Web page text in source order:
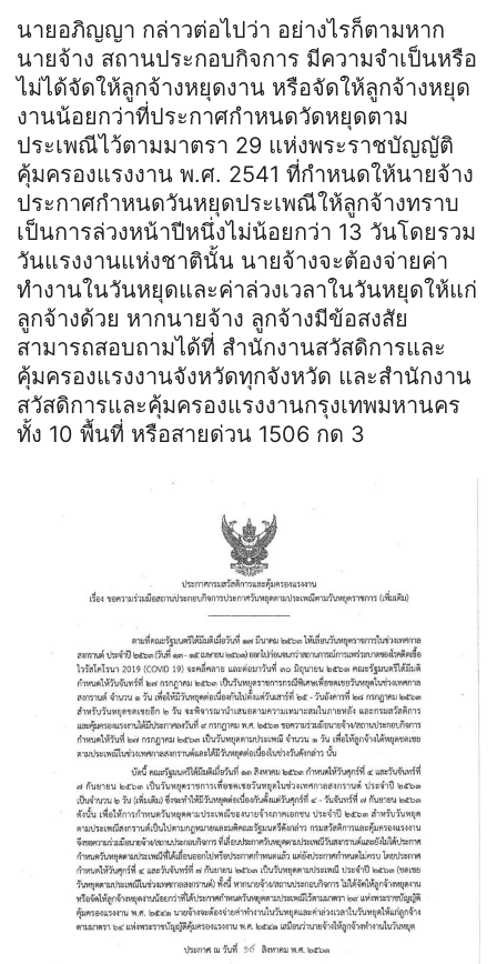
นายอภิญญา กล่าวต่อไปว่า อย่างไรก็ตามหาก
นายจ้าง สถานประกอบกิจการ มีความจำเป็นหรือ
ไม่ได้จัดให้ลูกจ้างหยุดงาน หรือจัดให้ลูกจ้างหยุด
งานน้อยกว่าที่ประกาศกำหนดวัดหยุดตาม
ประเพณีไว้ตามมาตรา 29 แห่งพระราชบัญญัติ
คุ้มครองแรงงาน พ.ศ. 2541 ที่กำหนดให้นายจ้าง
ประกาศกำหนดวันหยุดประเพณีให้ลูกจ้างทราบ
เป็นการล่วงหน้าปีหนึ่งไม่น้อยกว่า 13 วันโดยรวม
วันแรงงานแห่งชาตินั้น นายจ้างจะต้องจ่ายค่า
ทำงานในวันหยุดและค่าล่วงเวลาในวันหยุดให้แก่
ลูกจ้างด้วย หากนายจ้าง ลูกจ้างมีข้อสงสัย
สามารถสอบถามได้ที่ สำนักงานสวัสดิการและ
คุ้มครองแรงงานจังหวัดทุกจังหวัด และสำนักงาน
สวัสดิการและคุ้มครองแรงงานกรุงเทพมหานคร
ทั้ง 10 พื้นที่ หรือสายด่วน 1506 กด 3